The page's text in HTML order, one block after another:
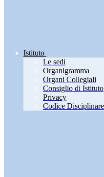
Istituto
Le sedi
Organigramma
Organi Collegiali
Consiglio di Istituto
Privacy
Codice